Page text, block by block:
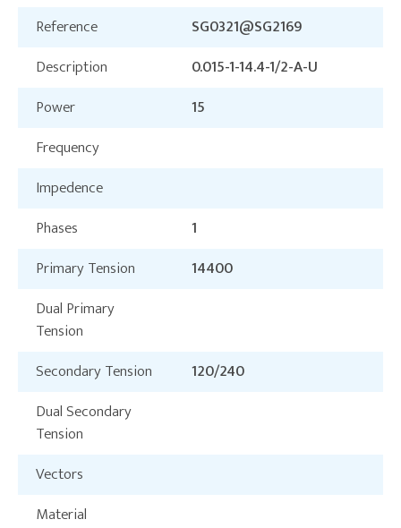
Reference
SG0321@SG2169
Description
0.015-1-14.4-1/2-A-U
Power
15
Frequency
Impedence
Phases
1
Primary Tension
14400
Dual Primary
Tension
Secondary Tension
120/240
Dual Secondary
Tension
Vectors
Material